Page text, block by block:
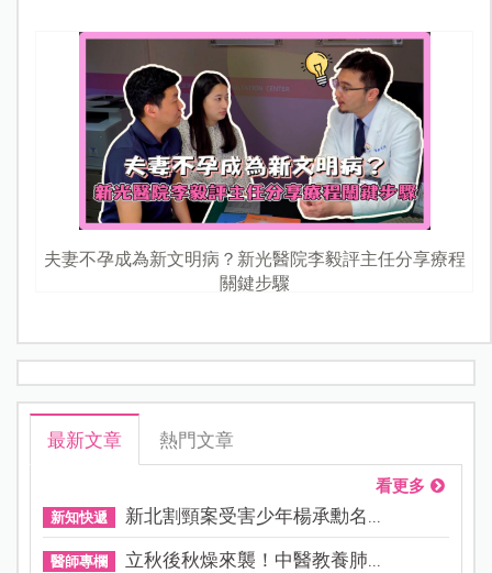
夫妻不孕成為新文明病？新光醫院李毅評主任分享療程
關鍵步驟
最新文章 熱門文章
看更多
新知快遞 新北割頸案受害少年楊承勳名...
醫師專欄 立秋後秋燥來襲！中醫教養肺...